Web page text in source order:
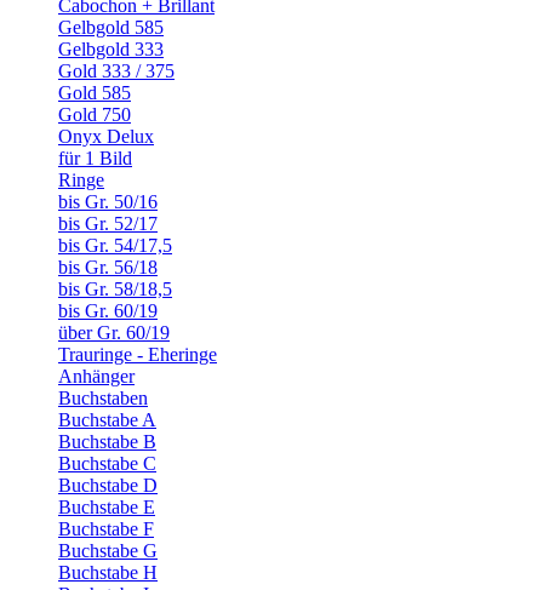
Cabochon + Brillant
Gelbgold 585
Gelbgold 333
Gold 333 / 375
Gold 585
Gold 750
Onyx Delux
für 1 Bild
Ringe
bis Gr. 50/16
bis Gr. 52/17
bis Gr. 54/17,5
bis Gr. 56/18
bis Gr. 58/18,5
bis Gr. 60/19
über Gr. 60/19
Trauringe - Eheringe
Anhänger
Buchstaben
Buchstabe A
Buchstabe B
Buchstabe C
Buchstabe D
Buchstabe E
Buchstabe F
Buchstabe G
Buchstabe H